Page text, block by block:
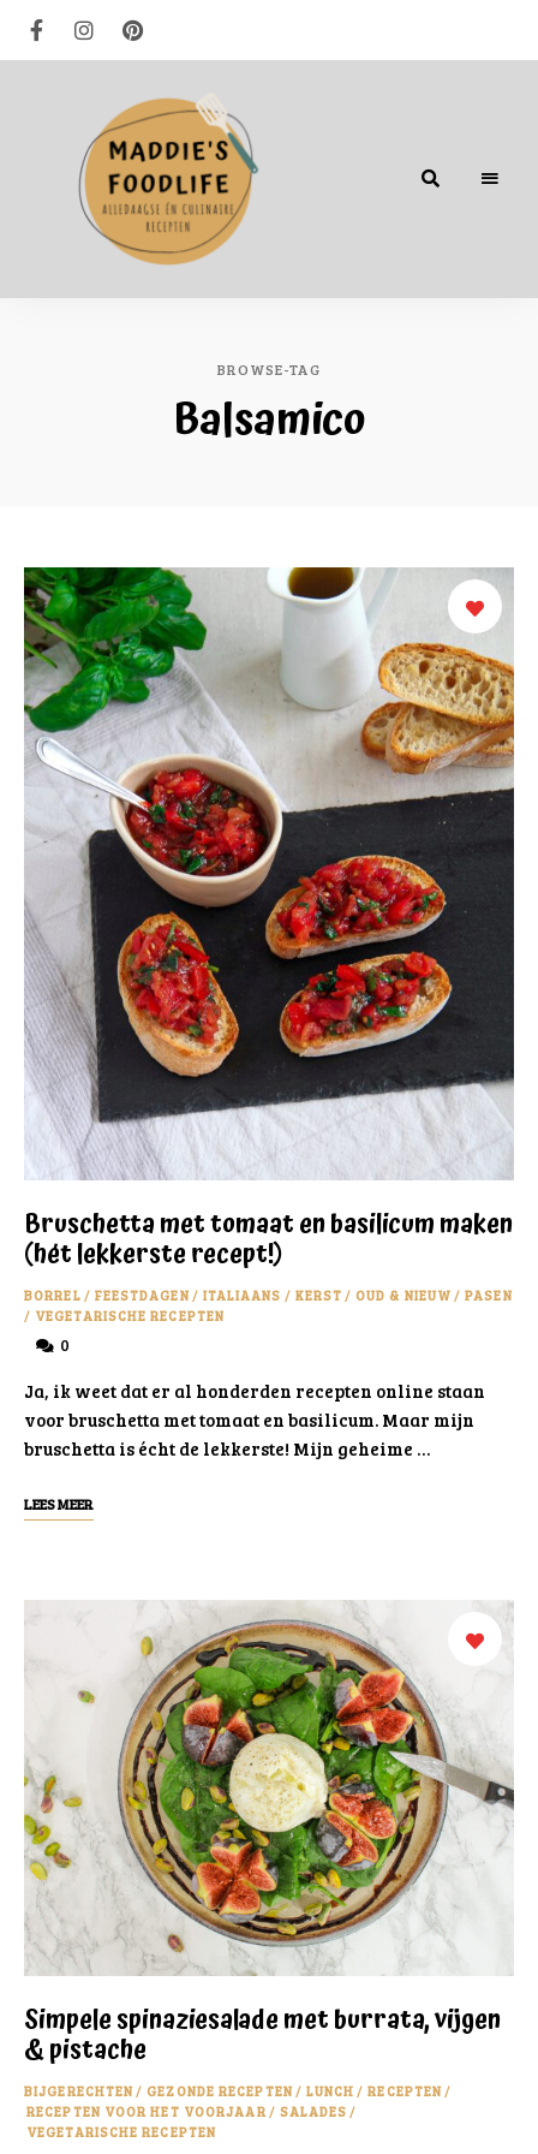
Alledaagse
BROWSE-TAG
Balsamico
Bruschetta met tomaat en basilicum maken
(hét lekkerste recept!)
BORREL / FEESTDAGEN/ ITALIAANS / KERST / OUD & NIEUW / PASEN
/ VEGETARISCHE RECEPTEN
0
Ja, ik weet dat er al honderden recepten online staan
voor bruschetta met tomaat en basilicum. Maar mijn
bruschetta is écht de lekkerste! Mijn geheime …
LEES MEER
Simpele spinaziesalade met burrata, vijgen
& pistache
BIJGERECHTEN / GEZONDE RECEPTEN/ LUNCH / RECEPTEN /
RECEPTEN VOOR HET VOORJAAR / SALADES /
VEGETARISCHE RECEPTEN